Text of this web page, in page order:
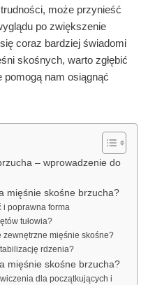
może przynieść
po zwiększenie
coraz bardziej świadomi
skośnych, warto zgłębić
nam osiągnąć
– wprowadzenie do
mięśnie skośne brzucha?
i poprawna forma
tułowia?
mięśnie skośne?
rdzenia?
mięśnie skośne brzucha?
dla początkujących i